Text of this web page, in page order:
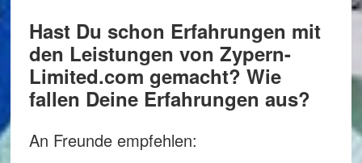
Hast Du schon Erfahrungen mit
den Leistungen von Zypern-
Limited.com gemacht? Wie
fallen Deine Erfahrungen aus?
An Freunde empfehlen: